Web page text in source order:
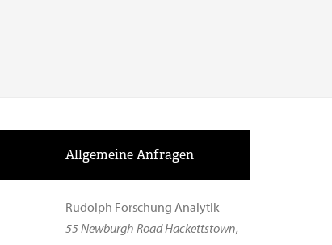
Allgemeine Anfragen
Rudolph Forschung Analytik
55 Newburgh Road Hackettstown,